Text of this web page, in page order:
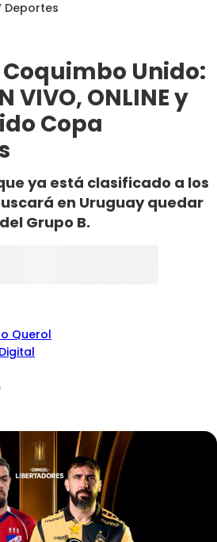
Deportes
Unido:
VIVO, ONLINE y
Copa
ya está clasificado a los
en Uruguay quedar
Grupo B.
Querol